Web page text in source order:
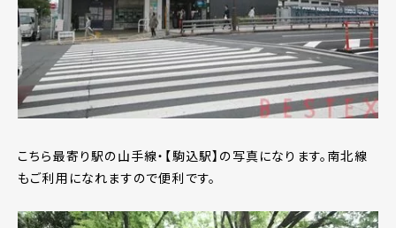
こちら最寄り駅の山手線・【駒込駅】の写真になります。南北線
もご利用になれますので便利です。